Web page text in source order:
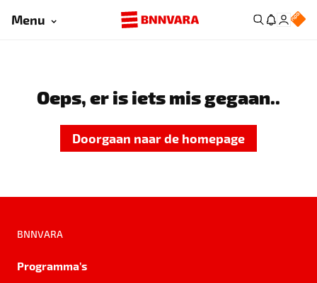
Menu
Oeps, er is iets mis gegaan..
Doorgaan naar de homepage
BNNVARA
Programma's